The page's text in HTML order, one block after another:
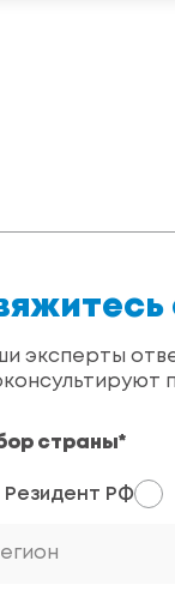
эксперты
страны*
Резидент РФ